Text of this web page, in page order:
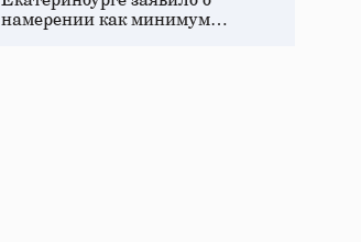
намерении как минимум…